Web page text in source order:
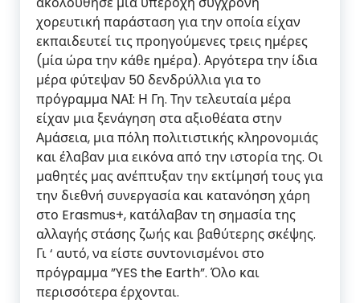
χορευτική παράσταση για την οποία είχαν
εκπαιδευτεί τις προηγούμενες τρεις ημέρες
(μία ώρα την κάθε ημέρα). Αργότερα την ίδια
μέρα φύτεψαν 50 δενδρύλλια για το
πρόγραμμα ΝΑΙ: Η Γη. Την τελευταία μέρα
είχαν μια ξενάγηση στα αξιοθέατα στην
Αμάσεια, μια πόλη πολιτιστικής κληρονομιάς
και έλαβαν μια εικόνα από την ιστορία της. Οι
μαθητές μας ανέπτυξαν την εκτίμησή τους για
την διεθνή συνεργασία και κατανόηση χάρη
στο Erasmus+, κατάλαβαν τη σημασία της
αλλαγής στάσης ζωής και βαθύτερης σκέψης.
Γι ‘ αυτό, να είστε συντονισμένοι στο
πρόγραμμα ”YES the Earth”. Όλο και
περισσότερα έρχονται.